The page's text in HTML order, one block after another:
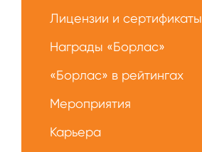
Лицензии и сертификаты
Награды «Борлас»
«Борлас» в рейтингах
Мероприятия
Карьера